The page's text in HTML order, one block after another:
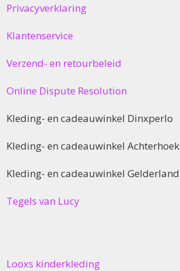
Privacyverklaring
Klantenservice
Verzend- en retourbeleid
Online Dispute Resolution
Kleding- en cadeauwinkel Dinxperlo
Kleding- en cadeauwinkel Achterhoek
Kleding- en cadeauwinkel Gelderland
Tegels van Lucy
Looxs kinderkleding